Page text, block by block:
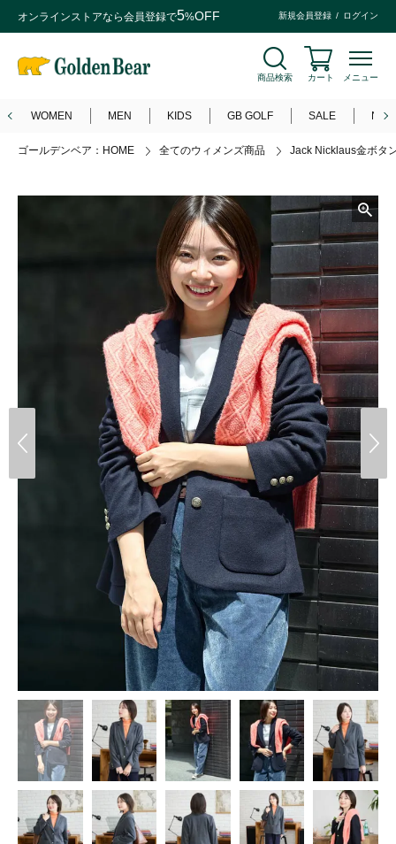
オンラインストアなら会員登録で5%OFF 新規会員登録 ログイン
商品検索 カート メニュー
WOMEN MEN KIDS GB GOLF SALE
ゴールデンベア：HOME 全てのウィメンズ商品 Jack Nicklaus金ボタ